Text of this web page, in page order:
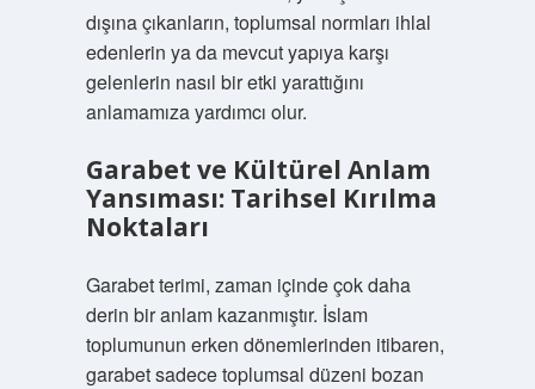
dışına çıkanların, toplumsal normları ihlal
edenlerin ya da mevcut yapıya karşı
gelenlerin nasıl bir etki yarattığını
anlamamıza yardımcı olur.
Garabet ve Kültürel Anlam
Yansıması: Tarihsel Kırılma
Noktaları
Garabet terimi, zaman içinde çok daha
derin bir anlam kazanmıştır. İslam
toplumunun erken dönemlerinden itibaren,
garabet sadece toplumsal düzeni bozan